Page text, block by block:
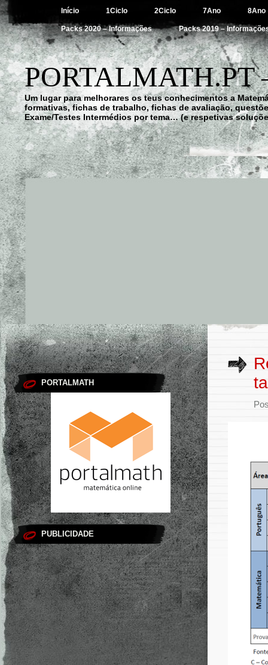
Início 1Ciclo 2Ciclo 7Ano 8Ano
Packs 2020 – Informações Packs 2019 –
Um lugar para melhorares os teus conhecimentos a
formativas, fichas de trabalho, fichas de avaliação,
Exame/Testes Intermédios por tema… (e respetivas
PORTALMATH
PUBLICIDADE